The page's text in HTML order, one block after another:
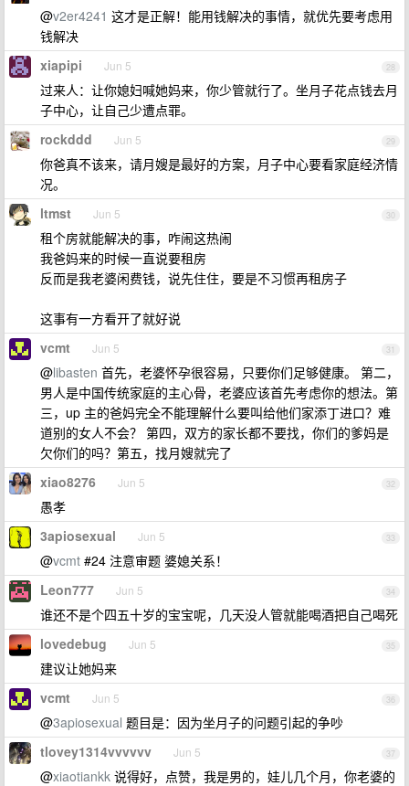
@v2er4241 这才是正解！能用钱解决的事情，就优先要考虑用
钱解决
28
xiapipi Jun 5
过来人：让你媳妇喊她妈来，你少管就行了。坐月子花点钱去月
子中心，让自己少遭点罪。
29
rockddd Jun 5
你爸真不该来，请月嫂是最好的方案，月子中心要看家庭经济情
况。
30
ltmst Jun 5
租个房就能解决的事，咋闹这热闹
我爸妈来的时候一直说要租房
反而是我老婆闲费钱，说先住住，要是不习惯再租房子
这事有一方看开了就好说
31
vcmt Jun 5
@libasten 首先，老婆怀孕很容易，只要你们足够健康。 第二，
男人是中国传统家庭的主心骨，老婆应该首先考虑你的想法。第
三，up 主的爸妈完全不能理解什么要叫给他们家添丁进口？难
道别的女人不会？ 第四，双方的家长都不要找，你们的爹妈是
欠你们的吗？第五，找月嫂就完了
32
xiao8276 Jun 5
愚孝
33
3apiosexual Jun 5
@vcmt #24 注意审题 婆媳关系！
34
Leon777 Jun 5
谁还不是个四五十岁的宝宝呢，几天没人管就能喝酒把自己喝死
35
lovedebug Jun 5
建议让她妈来
36
vcmt Jun 5
@3apiosexual 题目是：因为坐月子的问题引起的争吵
37
tlovey1314vvvvvv Jun 5
@xiaotiankk 说得好，点赞，我是男的，娃儿几个月，你老婆的